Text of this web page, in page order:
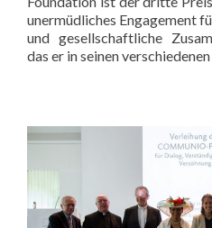
unermüdliches Engagement
und gesellschaftliche
das er in seinen